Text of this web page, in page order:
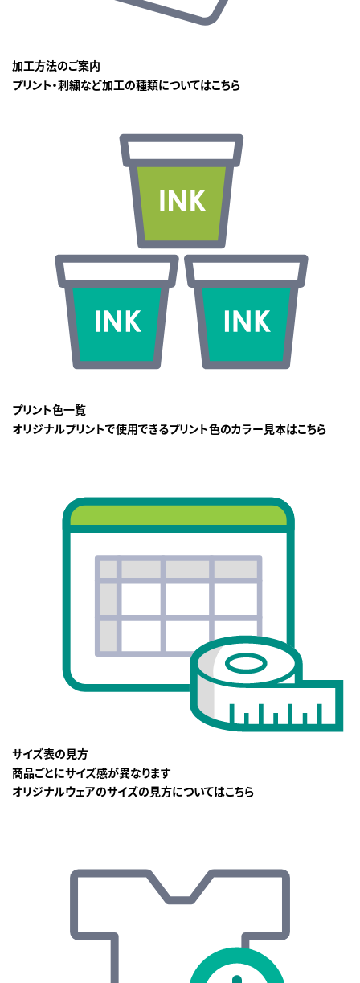
加工方法のご案内
プリント・刺繍など加工の種類についてはこちら
プリント色一覧
オリジナルプリントで使用できるプリント色のカラー見本はこちら
サイズ表の見方
商品ごとにサイズ感が異なります
オリジナルウェアのサイズの見方についてはこちら